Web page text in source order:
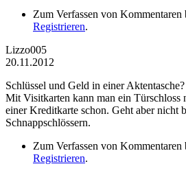
Zum Verfassen von Kommentaren
Registrieren.
Lizzo005
20.11.2012
Schlüssel und Geld in einer
Mit Visitkarten kann man ein Türschloss
einer Kreditkarte schon. Geht aber nicht
Schnappschlössern.
Zum Verfassen von Kommentaren
Registrieren.